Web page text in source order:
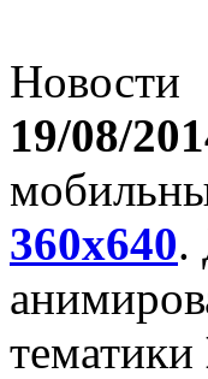
Новости
19/08/
360x640.
тематики